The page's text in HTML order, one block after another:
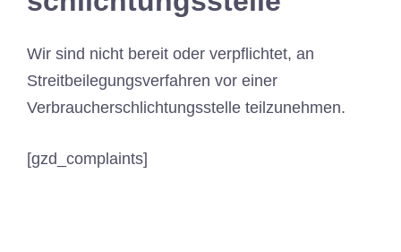
Wir sind nicht bereit oder verpflichtet, an
Streitbeilegungsverfahren vor einer
Verbraucherschlichtungsstelle teilzunehmen.
[gzd_complaints]